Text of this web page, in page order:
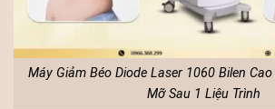
Máy Giảm Béo Diode Laser 1060 Bilen
Mỡ Sau 1 Liệu Trình